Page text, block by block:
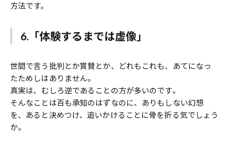
方法です。
6.「体験するまでは虚像」
世間で言う批判とか賞賛とか、どれもこれも、あてになっ
たためしはありません。
真実は、むしろ逆であることの方が多いのです。
そんなことは百も承知のはずなのに、ありもしない幻想
を、あると決めつけ、追いかけることに骨を折る気でしょう
か。